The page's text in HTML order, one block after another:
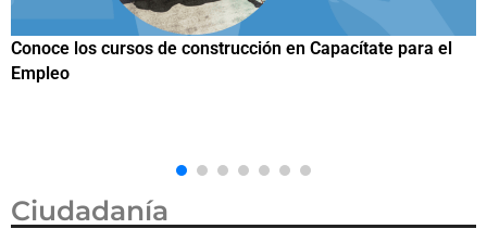
Trump firma nueva orden ejecutiva para restringir la
ciudadanía por nacimiento, semanas después de que la
Ciudadanía